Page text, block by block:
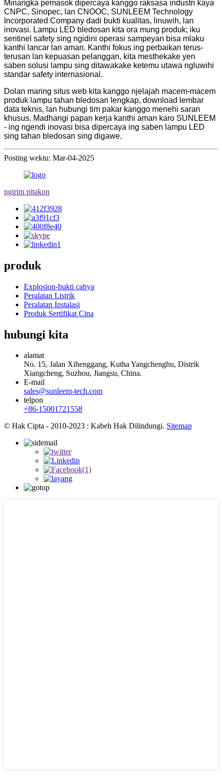
Minangka pemasok dipercaya kanggo raksasa industri kaya
CNPC, Sinopec, lan CNOOC, SUNLEEM Technology
Incorporated Company dadi bukti kualitas, linuwih, lan
inovasi. Lampu LED bledosan kita ora mung produk; iku
sentinel safety sing ngidini operasi sampeyan bisa mlaku
kanthi lancar lan aman. Kanthi fokus ing perbaikan terus-
terusan lan kepuasan pelanggan, kita mesthekake yen
saben solusi lampu sing ditawakake ketemu utawa ngluwihi
standar safety internasional.
Dolan maring situs web kita kanggo njelajah macem-macem
produk lampu tahan bledosan lengkap, download lembar
data teknis, lan hubungi tim pakar kanggo menehi saran
khusus. Madhangi papan kerja kanthi aman karo SUNLEEM
- ing ngendi inovasi bisa dipercaya ing saben lampu LED
sing tahan bledosan sing digawe.
Posting wektu: Mar-04-2025
ngirim pitakon
produk
Explosion-bukti cahya
Peralatan Listrik
Peralatan Instalasi
Produk Sertifikat Cina
hubungi kita
alamat
No. 15, Jalan Xihenggang, Kutha Yangchenghu, Distrik
Xiangcheng, Suzhou, Jiangsu, China.
E-mail
sales@sunleem-tech.com
telpon
+86-15001721558
© Hak Cipta - 2010-2023 : Kabeh Hak Dilindungi. Sitemap